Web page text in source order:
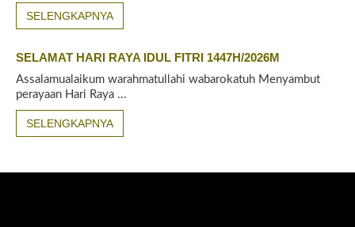
SELENGKAPNYA
SELAMAT HARI RAYA IDUL FITRI 1447H/2026M
Assalamualaikum warahmatullahi wabarokatuh Menyambut
perayaan Hari Raya ...
SELENGKAPNYA